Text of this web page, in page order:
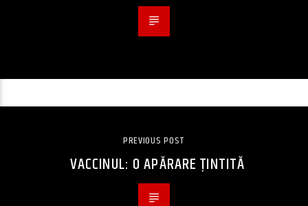
PREVIOUS POST
VACCINUL: O APĂRARE ŢINTITĂ